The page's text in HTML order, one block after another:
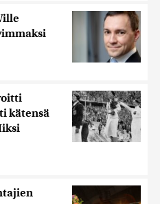
kätensä